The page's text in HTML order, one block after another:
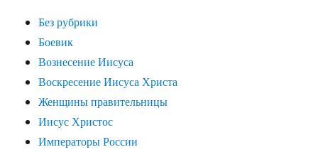
Без рубрики
Боевик
Вознесение Иисуса
Воскресение Иисуса Христа
Женщины правительницы
Иисус Христос
Императоры России